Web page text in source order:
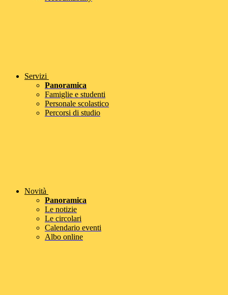
Servizi
Panoramica
Famiglie e studenti
Personale scolastico
Percorsi di studio
Novità
Panoramica
Le notizie
Le circolari
Calendario eventi
Albo online